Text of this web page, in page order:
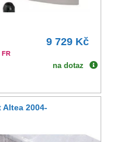
9 729 Kč
FR
na dotaz
Altea 2004-